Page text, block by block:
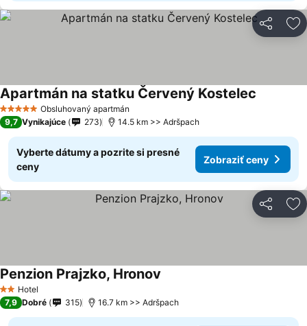
Zdieľať
5 Počet hviezdičiekObsluhovaný apartmán
Apartmán na statku Červený Kostelec
9,7 Vynikajúce 273 14.5 km >> Adršpach
Vyberte dátumy a pozrite si presné
ceny
Zobraziť ceny
Zdieľať
2 Počet hviezdičiek
Hotel
Penzion Prajzko, Hronov
7,9 Dobré 315 16.7 km >> Adršpach